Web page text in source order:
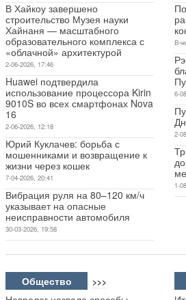
В Хайкоу завершено
строительство Музея науки
Хайнаня — масштабного
образовательного комплекса с
«облачной» архитектурой
2-06-2026, 17:46
Huawei подтвердила
использование процессора Kirin
9010S во всех смартфонах Nova
16
2-06-2026, 12:18
Юрий Куклачев: борьба с
мошенниками и возвращение к
жизни через кошек
7-04-2026, 20:41
Вибрация руля на 80–120 км/ч
указывает на опасные
неисправности автомобиля
30-03-2026, 19:58
6-
2-
1-
Общество >>>